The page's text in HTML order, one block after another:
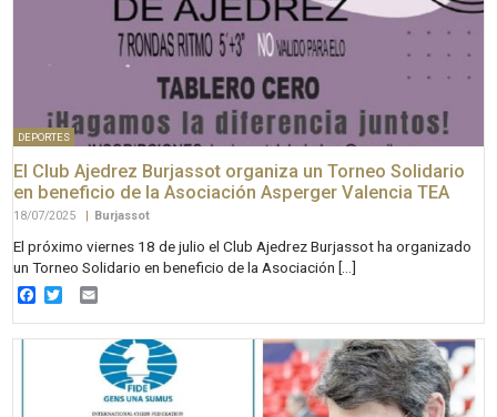
DEPORTES
El Club Ajedrez Burjassot organiza un Torneo Solidario
en beneficio de la Asociación Asperger Valencia TEA
18/07/2025 | Burjassot
El próximo viernes 18 de julio el Club Ajedrez Burjassot ha organizado
un Torneo Solidario en beneficio de la Asociación […]
Facebook
Twitter